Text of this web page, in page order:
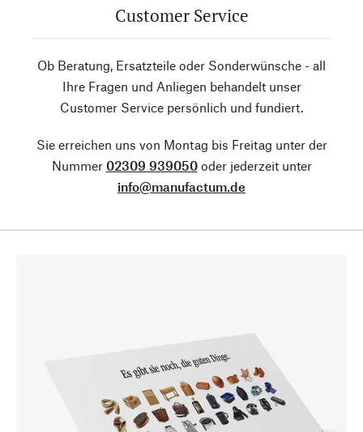
Customer Service
Ob Beratung, Ersatzteile oder Sonderwünsche - all
Ihre Fragen und Anliegen behandelt unser
Customer Service persönlich und fundiert.
Sie erreichen uns von Montag bis Freitag unter der
Nummer 02309 939050oder jederzeit unter
info@manufactum.de